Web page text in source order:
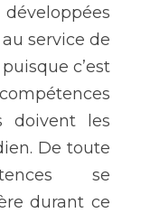
service de
c’est
doivent les
De toute
se
durant ce